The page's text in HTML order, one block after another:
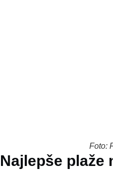
Najlepše plaže
Foto: